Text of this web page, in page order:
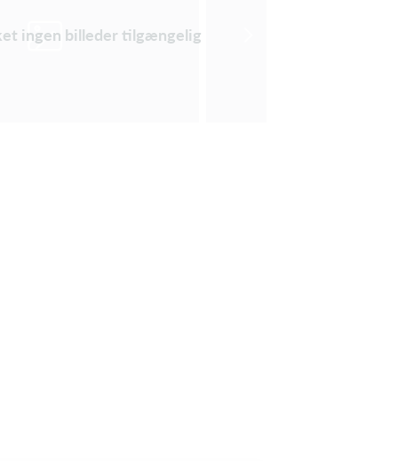
ingen billeder tilgængelig